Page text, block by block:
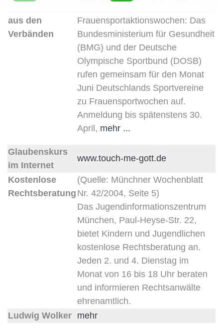
aus den
Verbänden
Frauensportaktionswochen: Das
Bundesministerium für Gesundheit
(BMG) und der Deutsche
Olympische Sportbund (DOSB)
rufen gemeinsam für den Monat
Juni Deutschlands Sportvereine
zu Frauensportwochen auf.
Anmeldung bis spätenstens 30.
April, mehr ...
Glaubenskurs
im Internet
www.touch-me-gott.de
Kostenlose
Rechtsberatung
(Quelle: Münchner Wochenblatt
Nr. 42/2004, Seite 5)
Das Jugendinformationszentrum
München, Paul-Heyse-Str. 22,
bietet Kindern und Jugendlichen
kostenlose Rechtsberatung an.
Jeden 2. und 4. Dienstag im
Monat von 16 bis 18 Uhr beraten
und informieren Rechtsanwälte
ehrenamtlich.
Ludwig Wolker mehr